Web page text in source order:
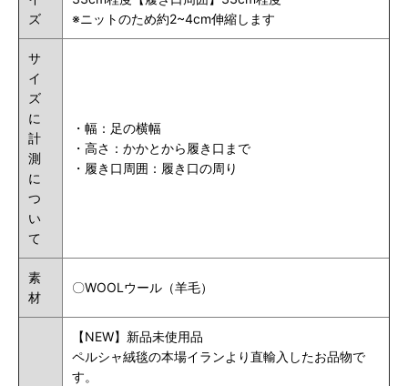
ズ
※ニットのため約2~4cm伸縮します
サ
イ
ズ
に
計
測
に
つ
い
て
・幅：足の横幅
・高さ：かかとから履き口まで
・履き口周囲：履き口の周り
素
材
〇WOOLウール（羊毛）
【NEW】新品未使用品
ペルシャ絨毯の本場イランより直輸入したお品物で
す。